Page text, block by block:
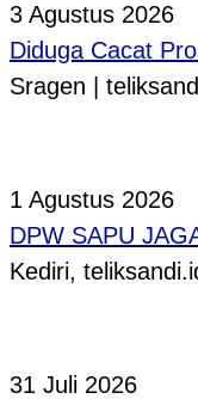
3 Agustus 2026
Diduga Cacat
Sragen |
1 Agustus 2026
DPW SAPU
Kediri,
31 Juli 2026